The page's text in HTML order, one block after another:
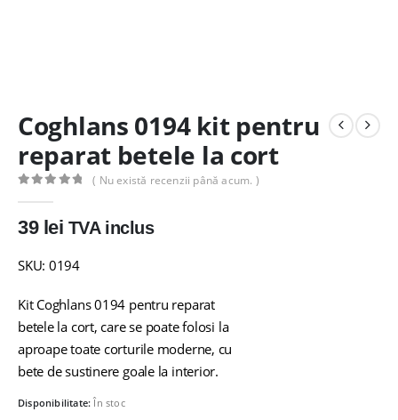
Coghlans 0194 kit pentru
reparat betele la cort
( Nu există recenzii până acum. )
39 lei TVA inclus
SKU: 0194
Kit Coghlans 0194 pentru reparat
betele la cort, care se poate folosi la
aproape toate corturile moderne, cu
bete de sustinere goale la interior.
Disponibilitate:În stoc